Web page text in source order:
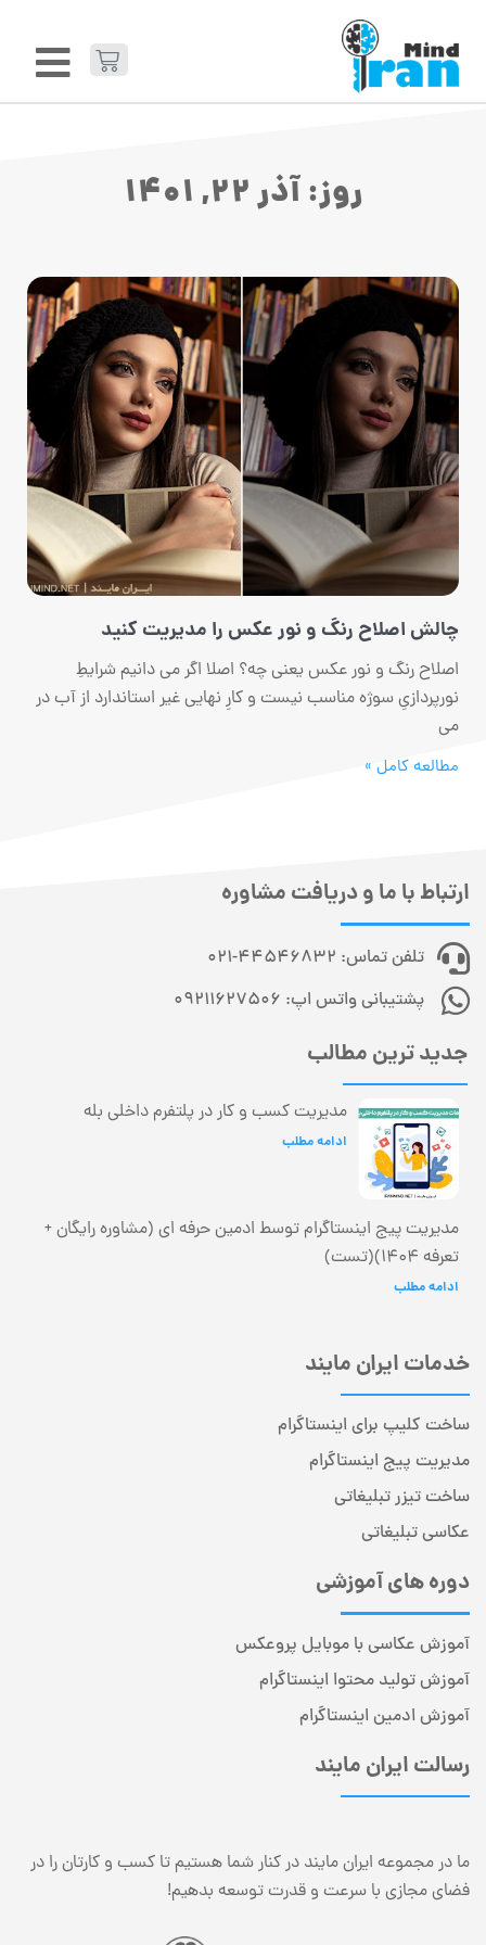
روز: آذر 22, 1401
چالش اصلاح رنگ و نور عکس را مدیریت کنید
اصلاح رنگ و نور عکس یعنی چه؟ اصلا اگر می دانیم شرایطِ
نورپردازیِ سوژه مناسب نیست و کارِ نهایی غیر استاندارد از آب در
می
مطالعه کامل »
ارتباط با ما و دریافت مشاوره
تلفن تماس: 44546832-021
پشتیبانی واتس اپ: 09211627506
جدید ترین مطالب
مدیریت کسب و کار در پلتفرم داخلی بله
ادامه مطلب
مدیریت پیج اینستاگرام توسط ادمین حرفه ای (مشاوره رایگان +
تعرفه 1404)(تست)
ادامه مطلب
خدمات ایران مایند
ساخت کلیپ برای اینستاگرام
مدیریت پیج اینستاگرام
ساخت تیزر تبلیغاتی
عکاسی تبلیغاتی
دوره های آموزشی
آموزش عکاسی با موبایل پروعکس
آموزش تولید محتوا اینستاگرام
آموزش ادمین اینستاگرام
رسالت ایران مایند
ما در مجموعه ایران مایند در کنار شما هستیم تا کسب و کارتان را در
فضای مجازی با سرعت و قدرت توسعه بدهیم!